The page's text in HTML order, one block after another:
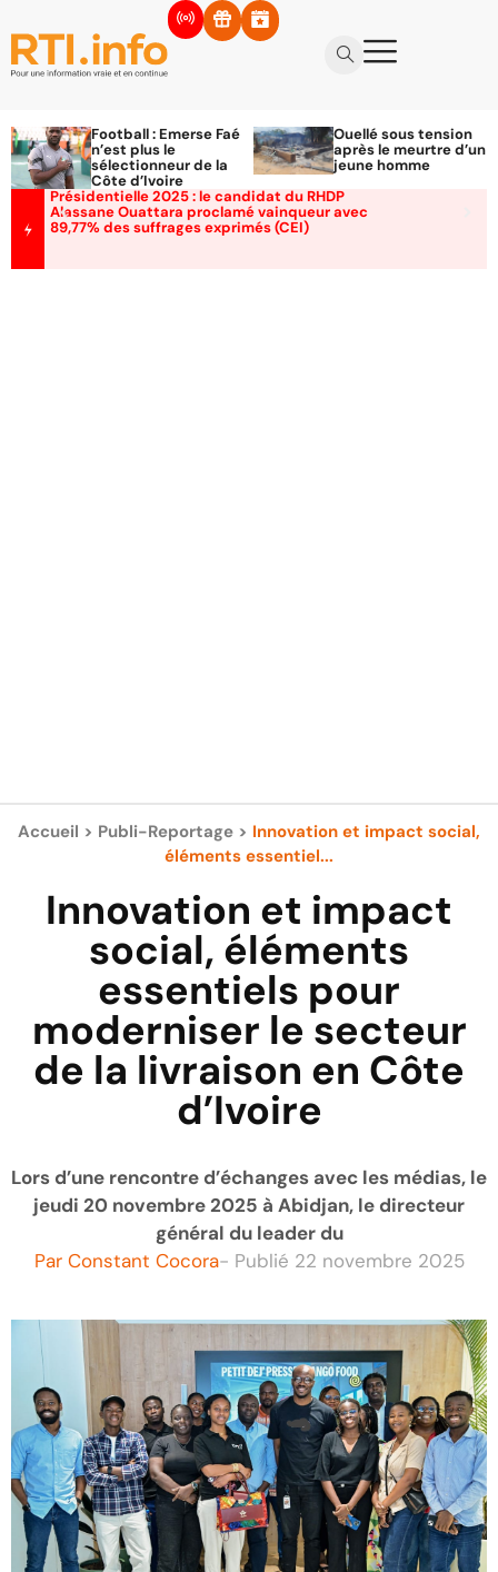
Football : Emerse Faé
n’est plus le
sélectionneur de la
Côte d’Ivoire
Ouellé sous tension
après le meurtre d’un
jeune homme
Présidentielle 2025 : le candidat du RHDP
Alassane Ouattara proclamé vainqueur avec
89,77% des suffrages exprimés (CEI)
Accueil > Publi-Reportage > Innovation et impact social,
éléments essentiel...
Innovation et impact
social, éléments
essentiels pour
moderniser le secteur
de la livraison en Côte
d’Ivoire
‎Lors d’une rencontre d’échanges avec les médias, le
jeudi 20 novembre 2025 à Abidjan, le directeur
général du leader du
Par Constant Cocora- Publié 22 novembre 2025